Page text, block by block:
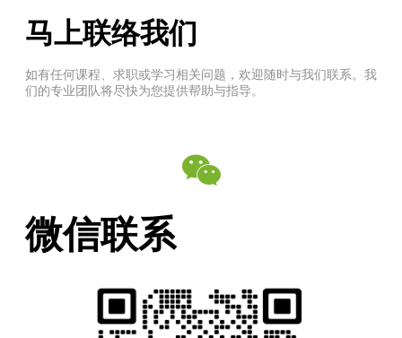
马上联络我们
如有任何课程、求职或学习相关问题，欢迎随时与我们联系。我
们的专业团队将尽快为您提供帮助与指导。
微信联系